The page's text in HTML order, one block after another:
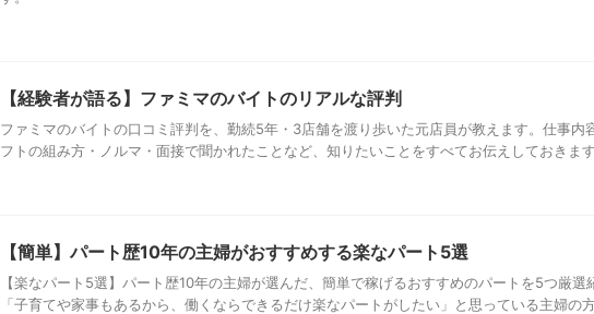
【経験者が語る】ファミマのバイトのリアルな評判
ファミマのバイトの口コミ評判を、勤続5年・3店舗を渡り歩いた元店員が教えます。仕事内
フトの組み方・ノルマ・面接で聞かれたことなど、知りたいことをすべてお伝えしておきます
【簡単】パート歴10年の主婦がおすすめする楽なパート5選
【楽なパート5選】パート歴10年の主婦が選んだ、簡単で稼げるおすすめのパートを5つ厳選
「子育てや家事もあるから、働くならできるだけ楽なパートがしたい」と思っている主婦の